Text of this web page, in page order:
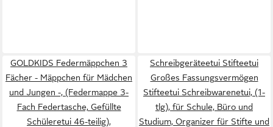
GOLDKIDS Federmäppchen 3
Fächer - Mäppchen für Mädchen
und Jungen -, (Federmappe 3-
Fach Federtasche, Gefüllte
Schüleretui 46-teilig),
Schreibgeräteetui Stifteetui
Großes Fassungsvermögen
Stifteetui Schreibwarenetui, (1-
tlg), für Schule, Büro und
Studium, Organizer für Stifte und